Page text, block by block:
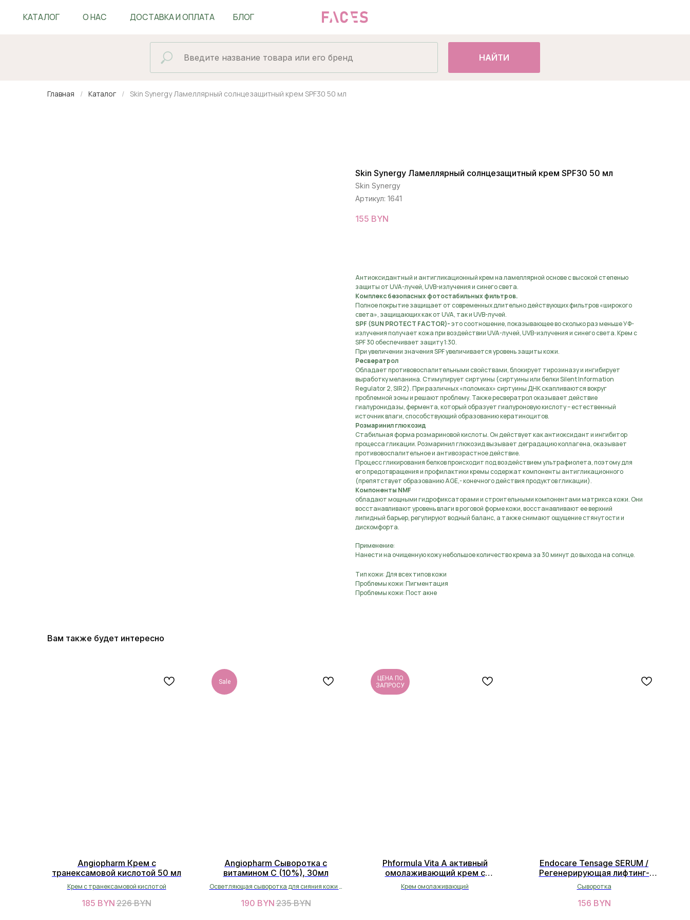
КАТАЛОГ О НАС БЛОГ
ДОСТАВКА И ОПЛАТА
НАЙТИ
Главная Каталог Skin Synergy Ламеллярный солнцезащитный крем SPF30 50 мл
Skin Synergy Ламеллярный солнцезащитный крем SPF30 50 мл
Skin Synergy
Артикул: 1641
155 BYN
Антиоксидантный и антигликационный крем на ламеллярной основе с высокой степенью
защиты от UVA-лучей, UVB-излучения и синего света.
Комплекс безопасных фотостабильных фильтров.
Полное покрытие защищает от современных длительно действующих фильтров «широкого
света», защищающих как от UVA, так и UVB-лучей.
SPF (SUN PROTECT FACTOR)-это соотношение, показывающее во сколько раз меньше УФ-
излучения получает кожа при воздействии UVA-лучей, UVB-излучения и синего света. Крем с
SPF 30 обеспечивает защиту 1:30.
При увеличении значения SPF увеличивается уровень защиты кожи.
Ресвератрол
Обладает противовоспалительными свойствами, блокирует тирозиназу и ингибирует
выработку меланина. Стимулирует сиртуины (сиртуины или белки Silent Information
Regulator 2, SIR2). При различных «поломках» сиртуины ДНК скапливаются вокруг
проблемной зоны и решают проблему. Также ресвератрол оказывает действие
гиалуронидазы, фермента, который образует гиалуроновую кислоту – естественный
источник влаги, способствующий образованию кератиноцитов.
Розмаринил глюкозид
Стабильная форма розмариновой кислоты. Он действует как антиоксидант и ингибитор
процесса гликации. Розмаринил глюкозид вызывает деградацию коллагена, оказывает
противовоспалительное и антивозрастное действие.
Процесс гликирования белков происходит под воздействием ультрафиолета, поэтому для
его предотвращения и профилактики кремы содержат компоненты антигликационного
(препятствует образованию AGE,- конечного действия продуктов гликации).
Компоненты NMF
обладают мощными гидрофиксаторами и строительными компонентами матрикса кожи. Они
восстанавливают уровень влаги в роговой форме кожи, восстанавливают ее верхний
липидный барьер, регулируют водный баланс, а также снимают ощущение стянутости и
дискомфорта.
Применение:
Нанести на очищенную кожу небольшое количество крема за 30 минут до выхода на солнце.
Тип кожи: Для всех типов кожи
Проблемы кожи: Пигментация
Проблемы кожи: Пост акне
Вам также будет интересно
Angiopharm Крем с
транексамовой кислотой 50 мл
Крем с транексамовой кислотой
185 BYN 226 BYN
Sale
Angiopharm Сыворотка с
витамином С (10%), 30мл
Осветляющая сыворотка для сияния кожи с
190 BYN235 BYN
ЦЕНА ПО
ЗАПРОСУ
Phformula Vita A активный
омолаживающий крем с
ретинолом 50 мл
Крем омолаживающий
Endocare Tensage SERUM /
Регенерирующая лифтинг-
сыворотка 30мл
Сыворотка
156 BYN